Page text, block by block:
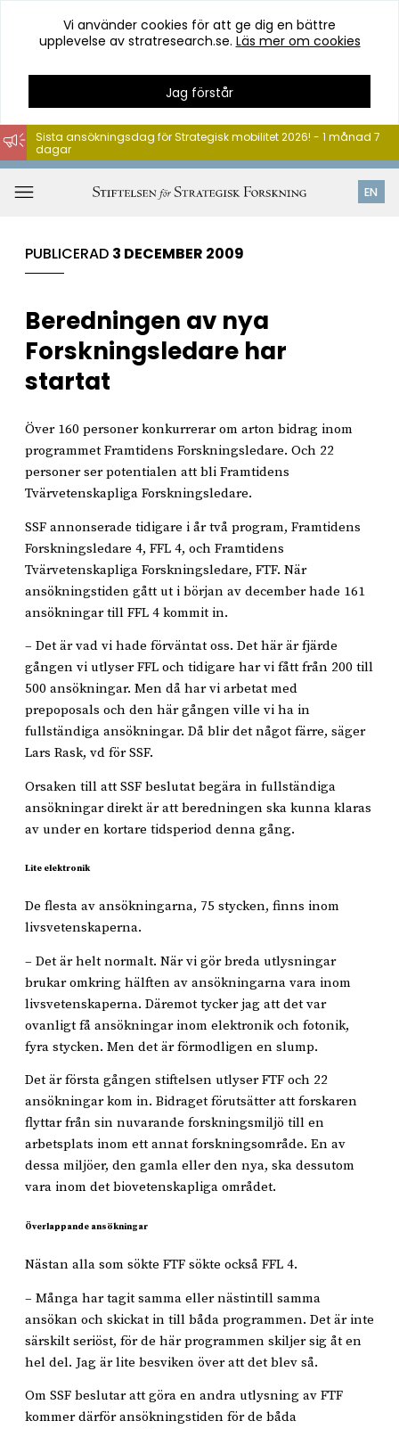
Hoppa
till
innehåll
Vi använder cookies för att ge dig en bättre
upplevelse av stratresearch.se. Läs mer om cookies
Jag förstår
EN
Sista ansökningsdag för Strategisk mobilitet 2026! - 1 månad 7
dagar
PUBLICERAD 3 DECEMBER 2009
Beredningen av nya
Forskningsledare har
startat
Över 160 personer konkurrerar om arton bidrag inom
programmet Framtidens Forskningsledare. Och 22
personer ser potentialen att bli Framtidens
Tvärvetenskapliga Forskningsledare.
SSF annonserade tidigare i år två program, Framtidens
Forskningsledare 4, FFL 4, och Framtidens
Tvärvetenskapliga Forskningsledare, FTF. När
ansökningstiden gått ut i början av december hade 161
ansökningar till FFL 4 kommit in.
– Det är vad vi hade förväntat oss. Det här är fjärde
gången vi utlyser FFL och tidigare har vi fått från 200 till
500 ansökningar. Men då har vi arbetat med
prepoposals och den här gången ville vi ha in
fullständiga ansökningar. Då blir det något färre, säger
Lars Rask, vd för SSF.
Orsaken till att SSF beslutat begära in fullständiga
ansökningar direkt är att beredningen ska kunna klaras
av under en kortare tidsperiod denna gång.
Lite elektronik
De flesta av ansökningarna, 75 stycken, finns inom
livsvetenskaperna.
– Det är helt normalt. När vi gör breda utlysningar
brukar omkring hälften av ansökningarna vara inom
livsvetenskaperna. Däremot tycker jag att det var
ovanligt få ansökningar inom elektronik och fotonik,
fyra stycken. Men det är förmodligen en slump.
Det är första gången stiftelsen utlyser FTF och 22
ansökningar kom in. Bidraget förutsätter att forskaren
flyttar från sin nuvarande forskningsmiljö till en
arbetsplats inom ett annat forskningsområde. En av
dessa miljöer, den gamla eller den nya, ska dessutom
vara inom det biovetenskapliga området.
Överlappande ansökningar
Nästan alla som sökte FTF sökte också FFL 4.
– Många har tagit samma eller nästintill samma
ansökan och skickat in till båda programmen. Det är inte
särskilt seriöst, för de här programmen skiljer sig åt en
hel del. Jag är lite besviken över att det blev så.
Om SSF beslutar att göra en andra utlysning av FTF
kommer därför ansökningstiden för de båda